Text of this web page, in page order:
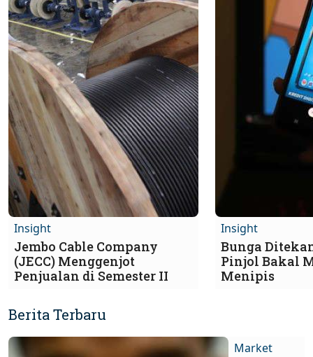
Insight
Jembo Cable Company
(JECC) Menggenjot
Penjualan di Semester II
Insight
Bunga
Pinjol Bakal
Menipis
Berita Terbaru
Market